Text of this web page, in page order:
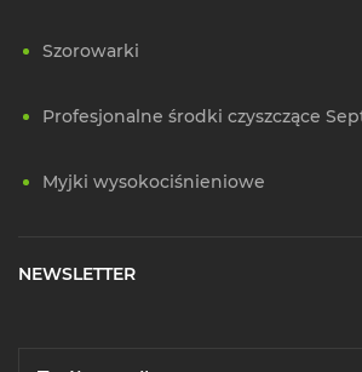
Szorowarki
Profesjonalne środki czyszczące
Myjki wysokociśnieniowe
NEWSLETTER